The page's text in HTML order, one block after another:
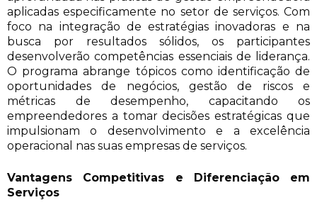
aplicadas especificamente no setor de serviços. Com
foco na integração de estratégias inovadoras e na
busca por resultados sólidos, os participantes
desenvolverão competências essenciais de liderança.
O programa abrange tópicos como identificação de
oportunidades de negócios, gestão de riscos e
métricas de desempenho, capacitando os
empreendedores a tomar decisões estratégicas que
impulsionam o desenvolvimento e a excelência
operacional nas suas empresas de serviços.
Vantagens Competitivas e Diferenciação em
Serviços